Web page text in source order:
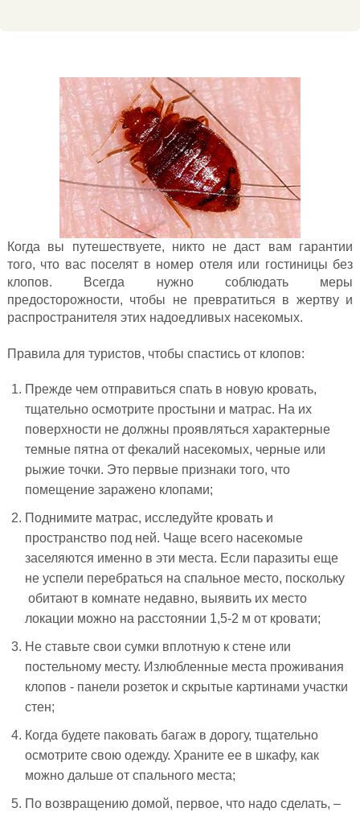
Когда вы путешествуете, никто не даст вам гарантии
того, что вас поселят в номер отеля или гостиницы без
клопов. Всегда нужно соблюдать меры
предосторожности, чтобы не превратиться в жертву и
распространителя этих надоедливых насекомых.
Правила для туристов, чтобы спастись от клопов:
Прежде чем отправиться спать в новую кровать,
тщательно осмотрите простыни и матрас. На их
поверхности не должны проявляться характерные
темные пятна от фекалий насекомых, черные или
рыжие точки. Это первые признаки того, что
помещение заражено клопами;
Поднимите матрас, исследуйте кровать и
пространство под ней. Чаще всего насекомые
заселяются именно в эти места. Если паразиты еще
не успели перебраться на спальное место, поскольку
обитают в комнате недавно, выявить их место
локации можно на расстоянии 1,5-2 м от кровати;
Не ставьте свои сумки вплотную к стене или
постельному месту. Излюбленные места проживания
клопов - панели розеток и скрытые картинами участки
стен;
Когда будете паковать багаж в дорогу, тщательно
осмотрите свою одежду. Храните ее в шкафу, как
можно дальше от спального места;
По возвращению домой, первое, что надо сделать, –